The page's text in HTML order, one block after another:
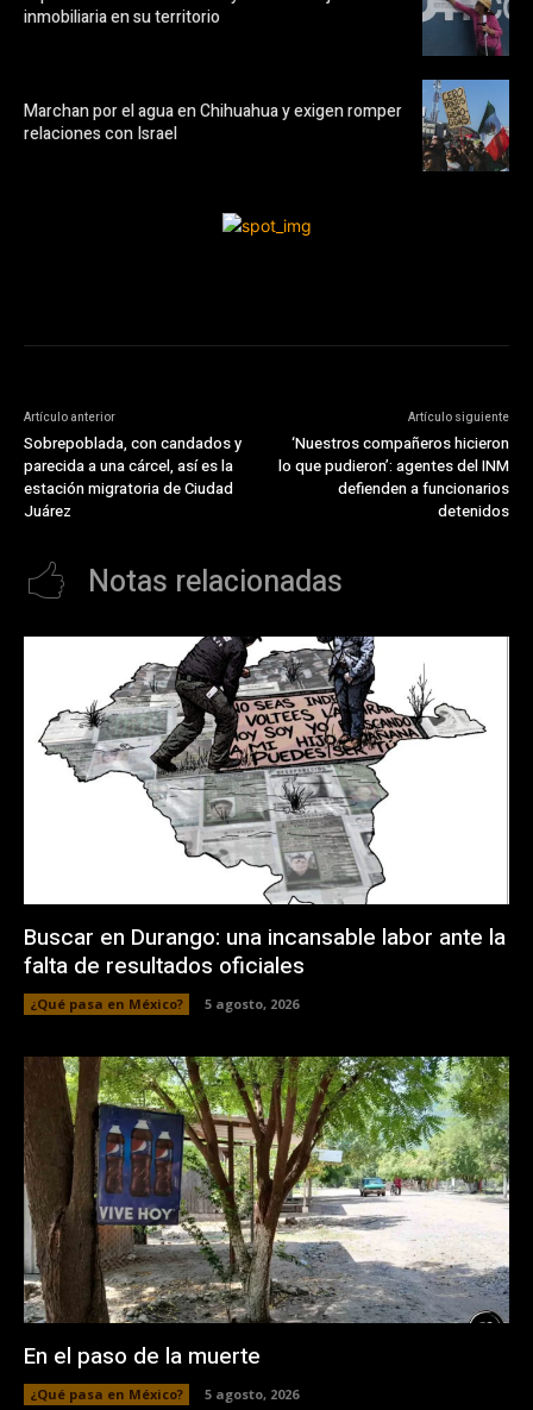
inmobiliaria en su territorio
Marchan por el agua en Chihuahua y exigen romper
relaciones con Israel
Artículo anterior
Sobrepoblada, con candados y
parecida a una cárcel, así es la
estación migratoria de Ciudad
Juárez
Artículo siguiente
‘Nuestros compañeros hicieron
lo que pudieron’: agentes del INM
defienden a funcionarios
detenidos
Notas relacionadas
Buscar en Durango: una incansable labor ante la
falta de resultados oficiales
¿Qué pasa en México? 5 agosto, 2026
En el paso de la muerte
¿Qué pasa en México? 5 agosto, 2026